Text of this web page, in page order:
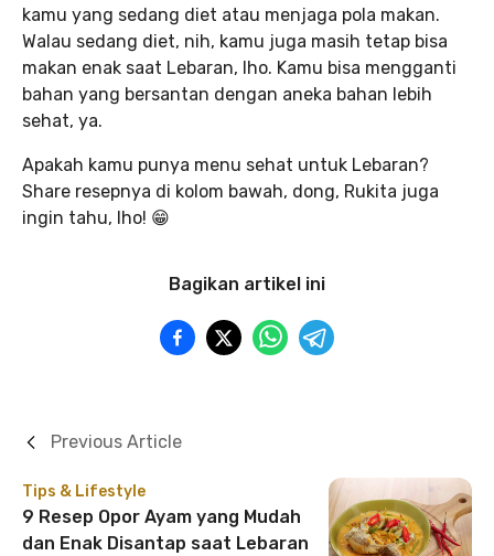
kamu yang sedang diet atau menjaga pola makan.
Walau sedang diet, nih, kamu juga masih tetap bisa
makan enak saat Lebaran, lho. Kamu bisa mengganti
bahan yang bersantan dengan aneka bahan lebih
sehat, ya.
Apakah kamu punya menu sehat untuk Lebaran?
Share resepnya di kolom bawah, dong, Rukita juga
ingin tahu, lho! 😁
Bagikan artikel ini
Tips & Lifestyle
9 Resep Opor Ayam yang Mudah
dan Enak Disantap saat Lebaran
Previous Article